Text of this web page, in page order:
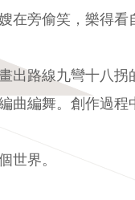
在旁偷笑，樂得看
出路線九彎十八
曲編舞。創作過
世界。